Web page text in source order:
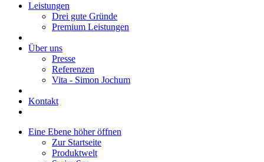
Leistungen
Drei gute Gründe
Premium Leistungen
Über uns
Presse
Referenzen
Vita - Simon Jochum
Kontakt
Eine Ebene höher öffnen
Zur Startseite
Produktwelt